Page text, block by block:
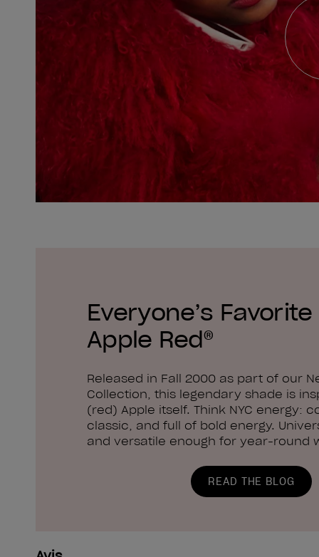
Everyone’s Favorite
Apple Red®
Released in Fall 2000 as part of our
Collection, this legendary shade is
(red) Apple itself. Think NYC energy:
classic, and full of bold energy.
and versatile enough for year-round
READ THE BLOG